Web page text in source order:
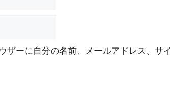
ザーに自分の名前、メールアドレス、サ